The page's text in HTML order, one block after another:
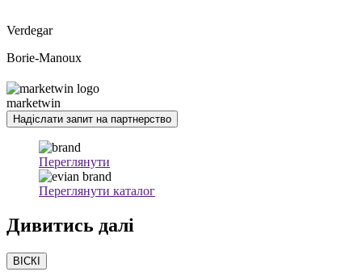
Verdegar
Borie-Manoux
marketwin
Надіслати запит на партнерство
Переглянути
Переглянути каталог
Дивитись далі
ВІСКІ